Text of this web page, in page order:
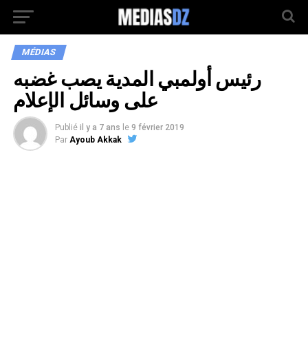
MÉDIAS
رئيس أولمبي المدية يصب غضبه
على وسائل الإعلام
Publié il y a 7 ans le 9 février 2019
Par Ayoub Akkak